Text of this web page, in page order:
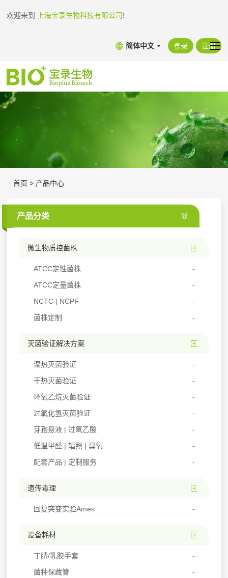
欢迎来到 上海宝录生物科技有限公司!
简体中文 登录 注册
首页 > 产品中心
产品分类
微生物质控菌株
ATCC定性菌株
ATCC定量菌株
NCTC | NCPF
菌株定制
灭菌验证解决方案
湿热灭菌验证
干热灭菌验证
环氧乙烷灭菌验证
过氧化氢灭菌验证
芽孢悬液 | 过氧乙酸
低温甲醛 | 辐照 | 臭氧
配套产品 | 定制服务
遗传毒理
回复突变实验Ames
设备耗材
丁腈/乳胶手套
菌种保藏管